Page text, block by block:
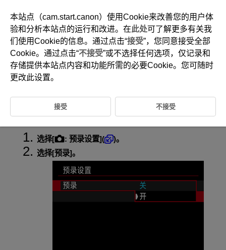
D388-091
预录设置
此初步记录称为预记录。在短片记录待机期间，相机会自动预记录。
选择[ : 预录设置](
)。
选择[预录]。
本站点（cam.start.canon）使用Cookie来改善您的用户体
验和分析本站点的运行和改进。在此处可了解更多有关我
们使用Cookie的信息。通过点击“接受”，您同意接受全部
Cookie。通过点击“不接受”或不选择任何选项，仅记录和
存储提供本站点内容和功能所需的必要Cookie。您可随时
更改此设置。
接受 不接受